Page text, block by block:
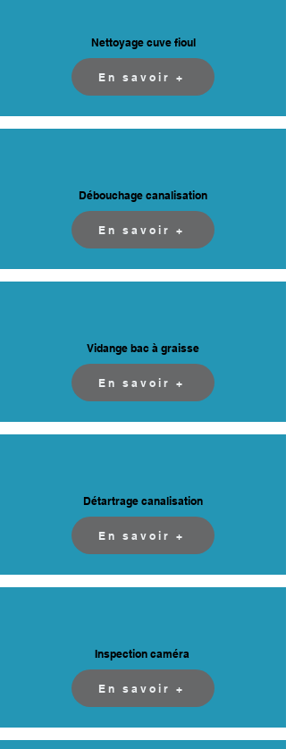
Nettoyage cuve fioul
En savoir +
Débouchage canalisation
En savoir +
Vidange bac à graisse
En savoir +
Détartrage canalisation
En savoir +
Inspection caméra
En savoir +